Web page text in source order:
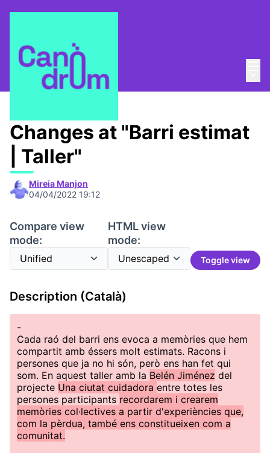
Taula de Memòries / 📆 Trobades
Changes at "Barri estimat
| Taller"
Mireia Manjon
04/04/2022 19:12
Compare view
mode:
HTML view
mode:
Toggle view
Description (Català)
-
Cada raó del barri ens evoca a memòries que hem
compartit amb éssers molt estimats. Racons i
persones que ja no hi són, però ens han fet qui
som. En aquest taller amb la Belén Jiménez del
projecte Una ciutat cuidadora entre totes les
persones participants recordarem i crearem
memòries col·lectives a partir d'experiències que,
com la pèrdua, també ens constitueixen com a
comunitat.